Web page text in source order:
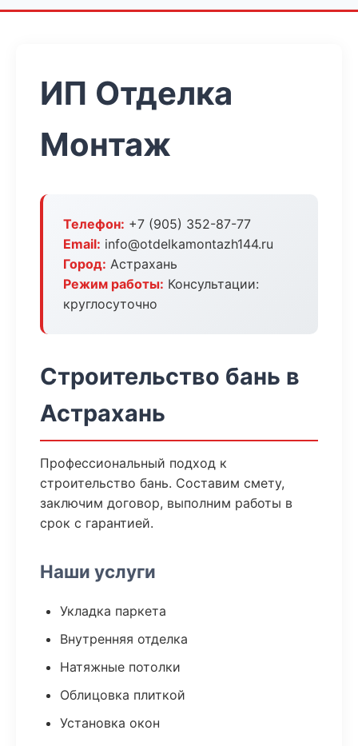
ИП Отделка
Монтаж
Телефон: +7 (905) 352-87-77
Email: info@otdelkamontazh144.ru
Город: Астрахань
Режим работы: Консультации:
круглосуточно
Строительство бань в
Астрахань
Профессиональный подход к
строительство бань. Составим смету,
заключим договор, выполним работы в
срок с гарантией.
Наши услуги
Укладка паркета
Внутренняя отделка
Натяжные потолки
Облицовка плиткой
Установка окон